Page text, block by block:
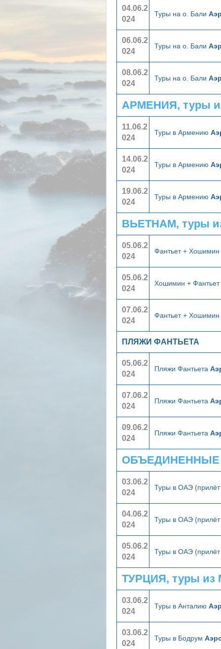
04.06.2
024
Туры на о. Бали
06.06.2
024
Туры на о. Бали
08.06.2
024
Туры на о. Бали
АРМЕНИЯ, туры
11.06.2
024
Туры в Армению
14.06.2
024
Туры в Армению
19.06.2
024
Туры в Армению
ВЬЕТНАМ, туры
05.06.2
024
Фантьет + Хошимин
05.06.2
024
Хошимин + Фантьет
07.06.2
024
Фантьет + Хошимин
ПЛЯЖИ ФАНТЬЕТА
05.06.2
024
Пляжи Фантьета
07.06.2
024
Пляжи Фантьета
09.06.2
024
Пляжи Фантьета
ОБЪЕДИНЕННЫЕ
03.06.2
024
Туры в ОАЭ
04.06.2
024
Туры в ОАЭ
05.06.2
024
Туры в ОАЭ
ТУРЦИЯ, туры из
03.06.2
024
Туры в Анталию
03.06.2
024
Туры в Бодрум